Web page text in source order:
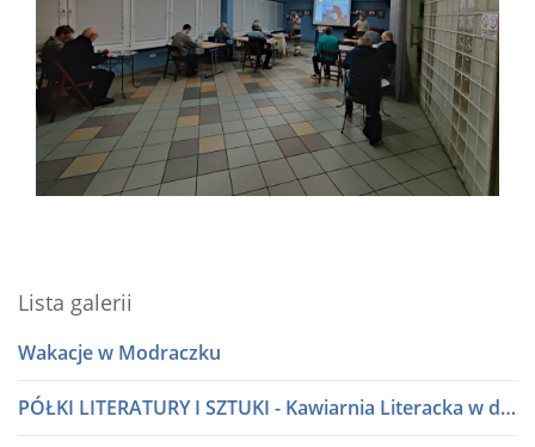
Lista galerii
Wakacje w Modraczku
PÓŁKI LITERATURY I SZTUKI - Kawiarnia Literacka w dialogu